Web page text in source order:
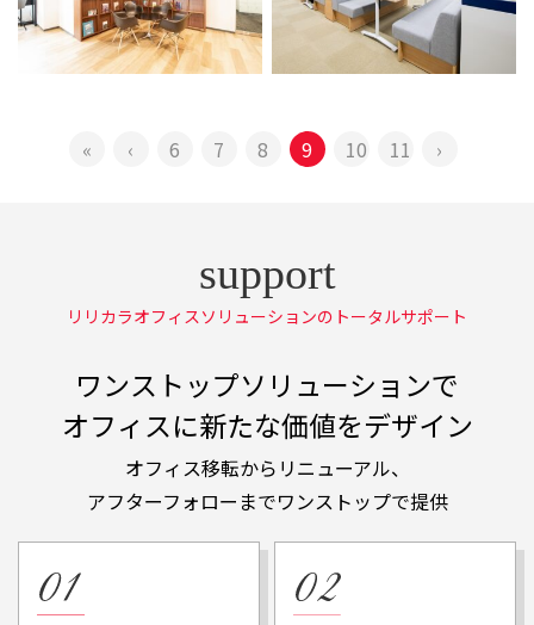
« ‹ 6 7 8 9 10 11 ›
リリカラオフィスソリューションのトータルサポート
ワンストップソリューションで
オフィスに新たな価値をデザイン
オフィス移転からリニューアル、
アフターフォローまでワンストップで提供